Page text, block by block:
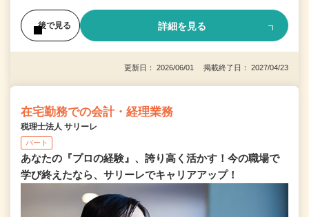
後で見る 詳細を見る
更新日： 2026/06/01 掲載終了日： 2027/04/23
在宅勤務での会計・経理業務
税理士法人 サリーレ
パート
あなたの『プロの経験』、誇り高く活かす！今の職場で
学び終えたなら、サリーレでキャリアアップ！